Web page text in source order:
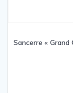
Sancerre «